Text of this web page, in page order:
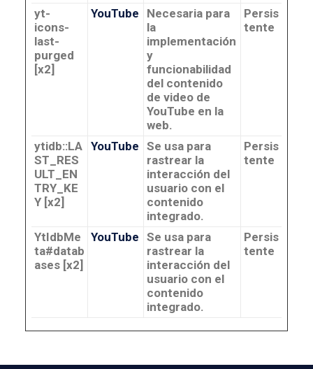
yt-
icons-
last-
purged
[x2]
YouTube
Necesaria para
la
implementación
y
funcionabilidad
del contenido
de video de
YouTube en la
web.
Persis
tente
ytidb::LA
ST_RES
ULT_EN
TRY_KE
Y [x2]
YouTube Se usa para
rastrear la
interacción del
usuario con el
contenido
integrado.
Persis
tente
YtIdbMe
ta#datab
ases [x2]
YouTube Se usa para
rastrear la
interacción del
usuario con el
contenido
integrado.
Persis
tente